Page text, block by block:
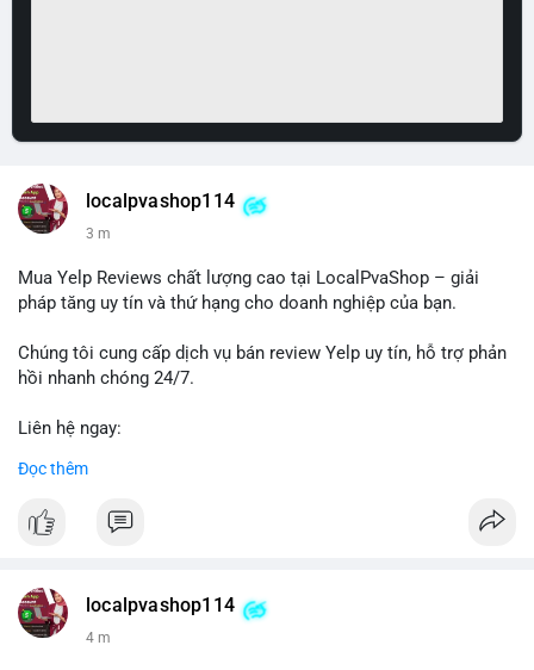
localpvashop114
3 m
Mua Yelp Reviews chất lượng cao tại LocalPvaShop – giải
pháp tăng uy tín và thứ hạng cho doanh nghiệp của bạn.
Chúng tôi cung cấp dịch vụ bán review Yelp uy tín, hỗ trợ phản
hồi nhanh chóng 24/7.
Liên hệ ngay:
✈️ Telegram: @localpvashop
LocalPvaShop – Đối tác đáng tin cậy giúp thương hiệu của bạn
Đọc thêm
localpvashop114
4 m